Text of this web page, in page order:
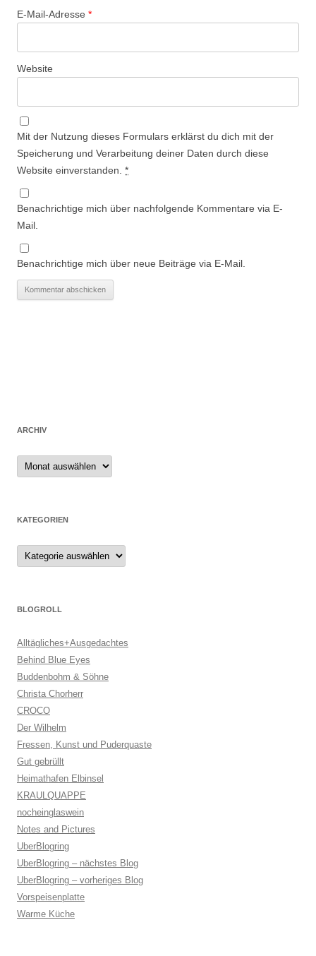
E-Mail-Adresse *
Website
Mit der Nutzung dieses Formulars erklärst du dich mit der
Speicherung und Verarbeitung deiner Daten durch diese
Website einverstanden. *
Benachrichtige mich über nachfolgende Kommentare via E-
Mail.
Benachrichtige mich über neue Beiträge via E-Mail.
ARCHIV
Archiv
KATEGORIEN
Kategorien
BLOGROLL
Alltägliches+Ausgedachtes
Behind Blue Eyes
Buddenbohm & Söhne
Christa Chorherr
CROCO
Der Wilhelm
Fressen, Kunst und Puderquaste
Gut gebrüllt
Heimathafen Elbinsel
KRAULQUAPPE
nocheinglaswein
Notes and Pictures
UberBlogring
UberBlogring – nächstes Blog
UberBlogring – vorheriges Blog
Vorspeisenplatte
Warme Küche